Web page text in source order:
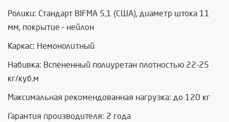
Ролики: Стандарт BIFMA 5,1 (США), диаметр штока 11
мм, покрытие – нейлон
Каркас: Немонолитный
Набивка: Вспененный полиуретан плотностью 22-25
кг/куб.м
Максимальная рекомендованная нагрузка: до 120 кг
Гарантия производителя: 2 года